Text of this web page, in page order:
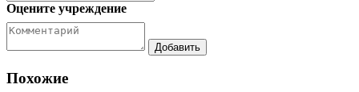
Оцените учреждение
Похожие